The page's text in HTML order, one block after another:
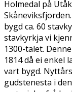
Holmedal på
bygd ca. 60
stavkyrkja vi
1300-talet.
1814 då ei enkel
vart bygd.
gudstenesta i